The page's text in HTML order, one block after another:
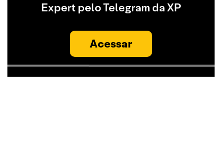
Expert pelo Telegram da XP
Acessar